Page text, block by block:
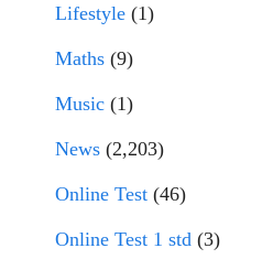
Lifestyle (1)
Maths (9)
Music (1)
News (2,203)
Online Test (46)
Online Test 1 std (3)